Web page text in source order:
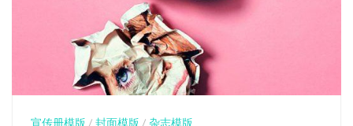
宣传册模版 / 封面模版 / 杂志模版